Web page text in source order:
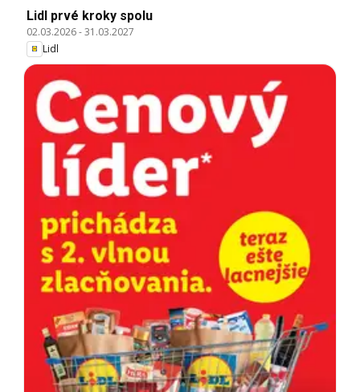
Lidl prvé kroky spolu
02.03.2026-31.03.2027
Lidl